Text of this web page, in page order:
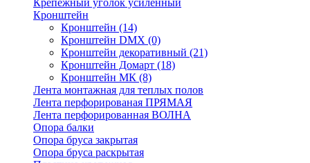
Крепежный уголок усиленный
Кронштейн
Кронштейн (14)
Кронштейн DMX (0)
Кронштейн декоративный (21)
Кронштейн Домарт (18)
Кронштейн МК (8)
Лента монтажная для теплых полов
Лента перфорированая ПРЯМАЯ
Лента перфорированная ВОЛНА
Опора балки
Опора бруса закрытая
Опора бруса раскрытая